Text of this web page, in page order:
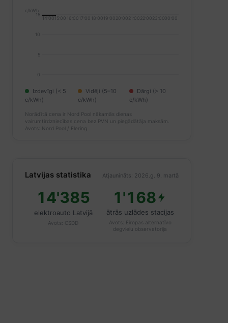
c/kWh
0
5
10
15
14:0015:00 16:00 17:00 18:00 19:00 20:00 21:00 22:00 23:0000:00
Izdevīgi (< 5
c/kWh)
Vidēji (5–10
c/kWh)
Dārgi (> 10
c/kWh)
Norādītā cena ir Nord Pool nākamās dienas
vairumtirdzniecības cena bez PVN un piegādātāja maksām.
Avots: Nord Pool / Elering
Latvijas statistika Atjaunināts: 2026.g. 9. martā
14'385
elektroauto Latvijā
Avots: CSDD
1'168
ātrās uzlādes stacijas
Avots: Eiropas alternatīvo
degvielu observatorija